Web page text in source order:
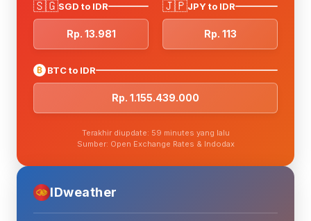
🇸🇬SGD to IDR
Rp. 13.981
🇯🇵JPY to IDR
Rp. 113
₿ BTC to IDR
Rp. 1.155.439.000
Terakhir diupdate: 59 minutes yang lalu
Sumber: Open Exchange Rates & Indodax
IDweather